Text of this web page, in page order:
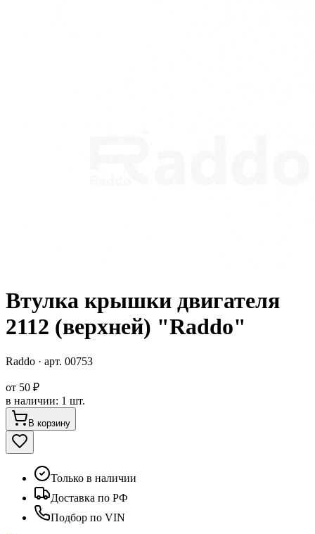
Втулка крышки двигателя
2112 (верхней) "Raddo"
Raddo · арт. 00753
от 50 ₽
в наличии: 1 шт.
В корзину
Только в наличии
Доставка по РФ
Подбор по VIN